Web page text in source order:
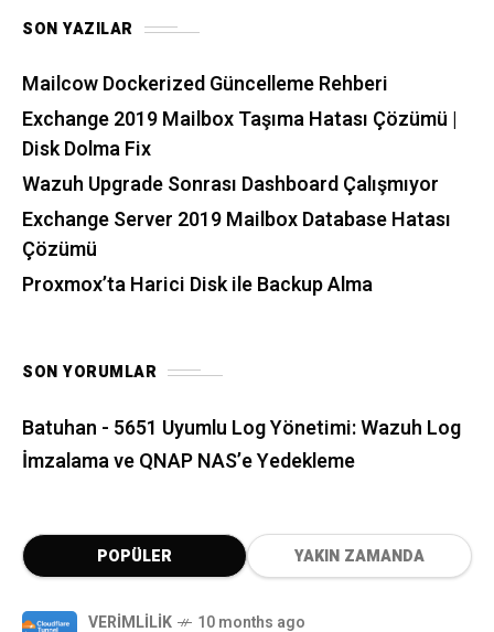
SON YAZILAR
Mailcow Dockerized Güncelleme Rehberi
Exchange 2019 Mailbox Taşıma Hatası Çözümü |
Disk Dolma Fix
Wazuh Upgrade Sonrası Dashboard Çalışmıyor
Exchange Server 2019 Mailbox Database Hatası
Çözümü
Proxmox’ta Harici Disk ile Backup Alma
SON YORUMLAR
Batuhan - 5651 Uyumlu Log Yönetimi: Wazuh Log
İmzalama ve QNAP NAS’e Yedekleme
POPÜLER YAKIN ZAMANDA
VERIMLILIK 10 months ago